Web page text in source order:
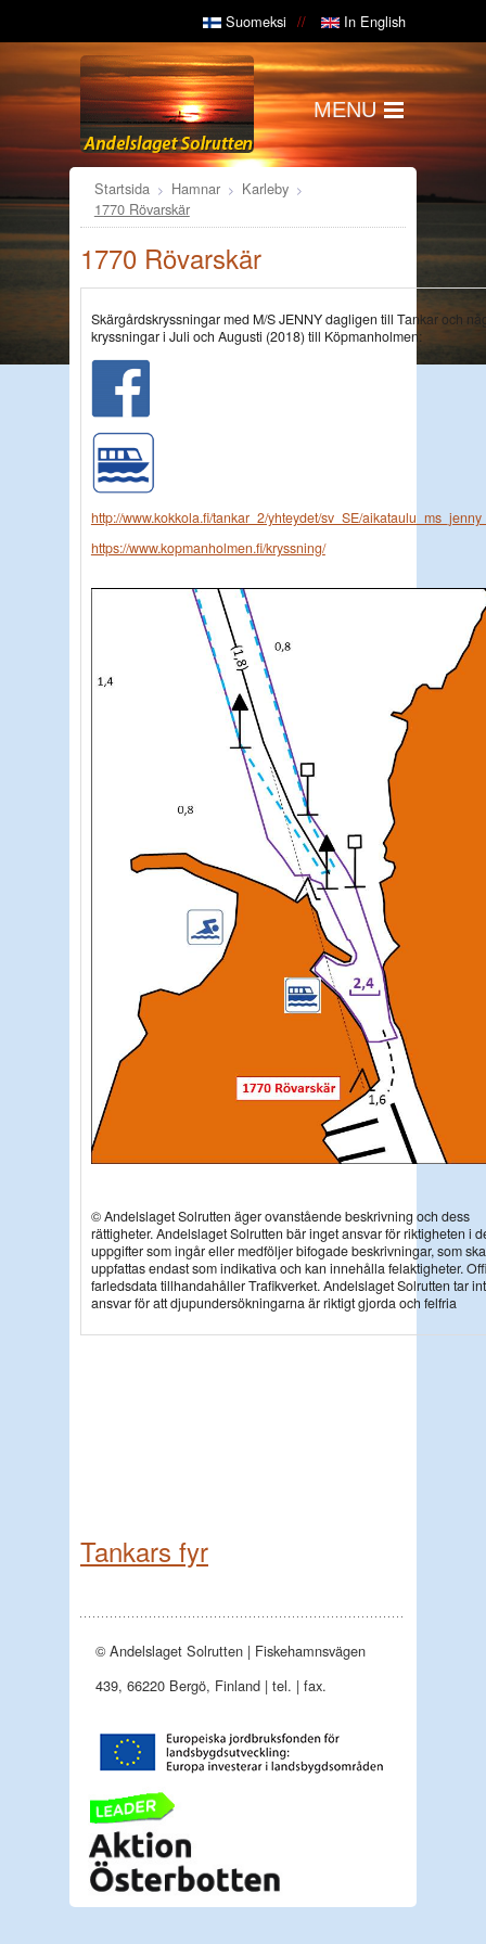
Suomeksi In English
MENU
Startsida Hamnar
Karleby
1770 Rövarskär
1770 Rövarskär
Skärgårdskryssningar med M/S JENNY dagligen till Tankar och
kryssningar i Juli och Augusti (2018) till Köpmanholmen:
http://www.kokkola.fi/tankar_2/yhteydet/sv_SE/
https://www.kopmanholmen.fi/kryssning/
© Andelslaget Solrutten äger ovanstående beskrivning och dess
rättigheter. Andelslaget Solrutten bär inget ansvar för riktigheten i
uppgifter som ingår eller medföljer bifogade beskrivningar, som
uppfattas endast som indikativa och kan innehålla felaktigheter.
farledsdata tillhandahåller Trafikverket. Andelslaget Solrutten tar
ansvar för att djupundersökningarna är riktigt gjorda och felfria
Tankars fyr
© Andelslaget Solrutten | Fiskehamnsvägen
439, 66220 Bergö, Finland | tel. | fax.